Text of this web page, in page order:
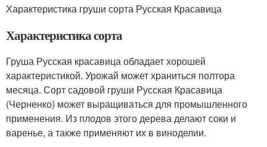
Характеристика груши сорта Русская Красавица
Характеристика сорта
Груша Русская красавица обладает хорошей
характеристикой. Урожай может храниться полтора
месяца. Сорт садовой груши Русская Красавица
(Черненко) может выращиваться для промышленного
применения. Из плодов этого дерева делают соки и
варенье, а также применяют их в виноделии.